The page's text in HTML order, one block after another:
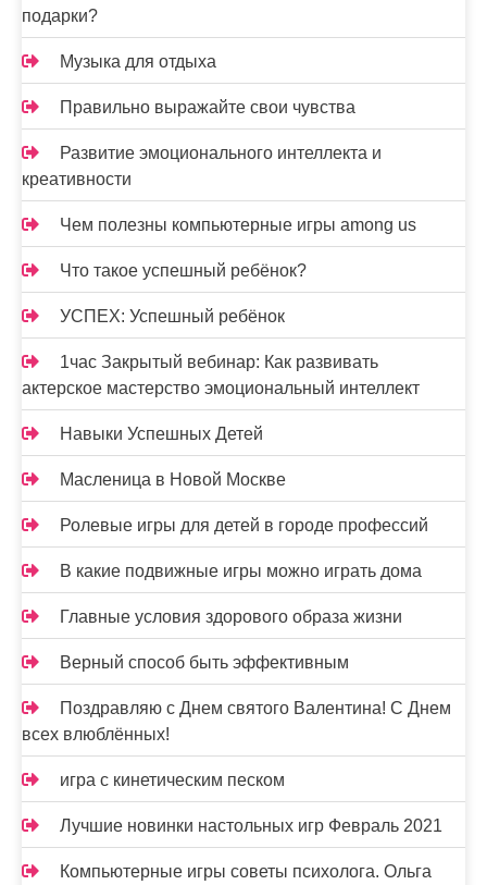
подарки?
Музыка для отдыха
Правильно выражайте свои чувства
Развитие эмоционального интеллекта и
креативности
Чем полезны компьютерные игры among us
Что такое успешный ребёнок?
УСПЕХ: Успешный ребёнок
1час Закрытый вебинар: Как развивать
актерское мастерство эмоциональный интеллект
Навыки Успешных Детей
Масленица в Новой Москве
Ролевые игры для детей в городе профессий
В какие подвижные игры можно играть дома
Главные условия здорового образа жизни
Верный способ быть эффективным
Поздравляю с Днем святого Валентина! С Днем
всех влюблённых!
игра с кинетическим песком
Лучшие новинки настольных игр Февраль 2021
Компьютерные игры советы психолога. Ольга